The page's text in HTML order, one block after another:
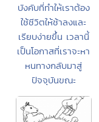
บังคับที่ทำให้เราต้อง
ใช้ชีวิตให้ช้าลงและ
เรียบง่ายขึ้น เวลานี้
เป็นโอกาสที่เราจะหา
หนทางกลับมาสู่
ปัจจุบันขณะ